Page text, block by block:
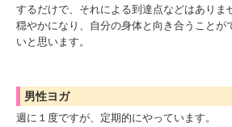
するだけで、それによる到達点などはありま
穏やかになり、自分の身体と向き合うことが
いと思います。
男性ヨガ
週に１度ですが、定期的にやっています。